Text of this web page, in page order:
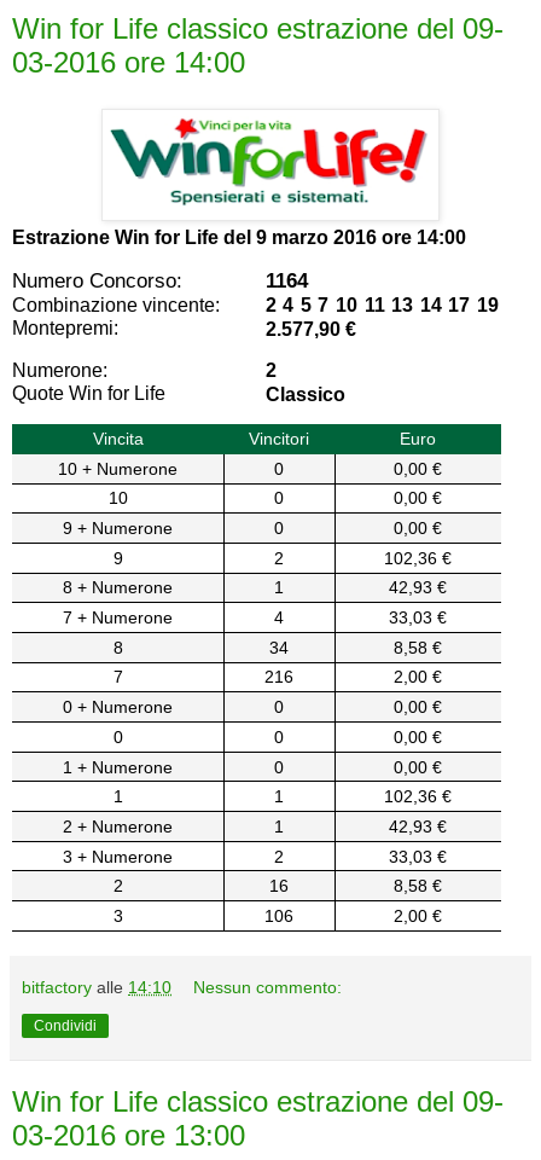
Win for Life classico estrazione del 09-
03-2016 ore 14:00
Estrazione Win for Life del 9 marzo 2016 ore 14:00
Numero Concorso: 1164
Combinazione vincente:
2 4 5 7 10 11 13 14 17 19
Montepremi:
2.577,90 €
Numerone:
2
Quote Win for Life
Classico
Vincita Vincitori
Euro
10 + Numerone
0
0,00 €
10
0
0,00 €
9 + Numerone
0
0,00 €
9
2
102,36 €
8 + Numerone
1
42,93 €
7 + Numerone
4
33,03 €
8
34
8,58 €
7
216
2,00 €
0 + Numerone
0
0,00 €
0
0
0,00 €
1 + Numerone
0
0,00 €
1
1
102,36 €
2 + Numerone
1
42,93 €
3 + Numerone
2
33,03 €
2
16
8,58 €
3
106 2,00 €
bitfactory alle 14:10 Nessun commento:
Condividi
Win for Life classico estrazione del 09-
03-2016 ore 13:00